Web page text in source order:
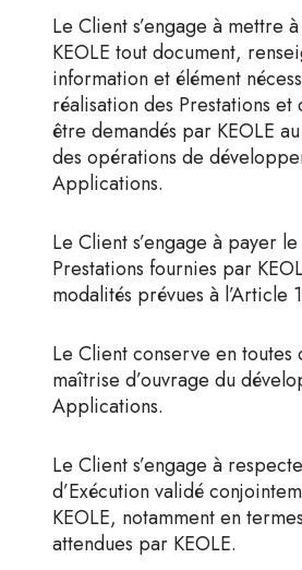
Le Client s’engage à mettre
KEOLE tout document,
information et élément
réalisation des Prestations
être demandés par KEOLE
des opérations de
Applications.
Le Client s’engage à payer
Prestations fournies par
modalités prévues à l’Article
Le Client conserve en toutes
maîtrise d’ouvrage du
Applications.
Le Client s’engage à
d’Exécution validé
KEOLE, notamment en
attendues par KEOLE.